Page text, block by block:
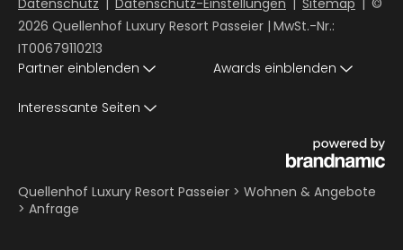
Datenschutz | Datenschutz-Einstellungen | Sitemap | ©
2026 Quellenhof Luxury Resort Passeier | MwSt.-Nr.:
IT00679110213
Partner einblenden
Awards einblenden
Interessante Seiten
Quellenhof Luxury Resort Passeier > Wohnen & Angebote
> Anfrage